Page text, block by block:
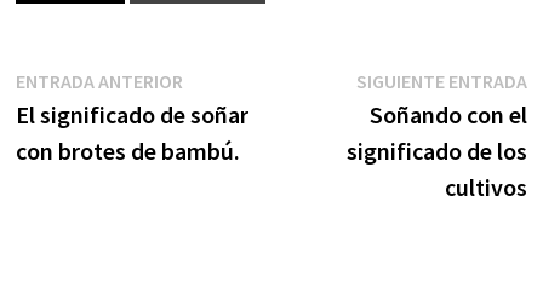
Navegación
de
ENTRADA ANTERIOREntrada
anterior:
El significado de soñar
con brotes de bambú.
SIGUIENTE ENTRADA
Soñando con el
significado de los
cultivos